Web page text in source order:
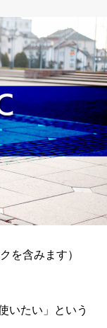
を含みます）
いたい」という